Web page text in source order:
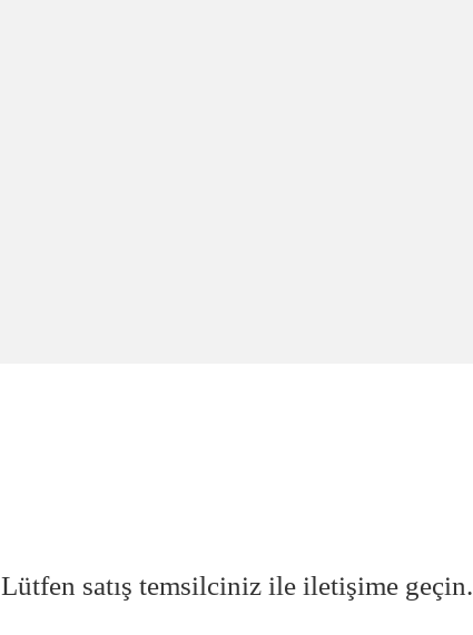
Lütfen satış temsilciniz ile iletişime geçin.